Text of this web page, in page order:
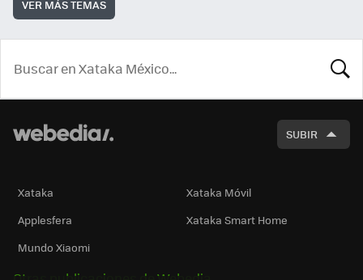
VER MÁS TEMAS
SUBIR
Xataka
Xataka Móvil
Applesfera
Xataka Smart Home
Mundo Xiaomi